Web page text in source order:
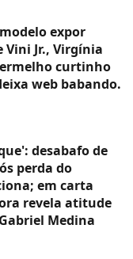
expor
Jr., Virgínia
curtinho
web babando.
desabafo de
perda do
em carta
revela atitude
Medina